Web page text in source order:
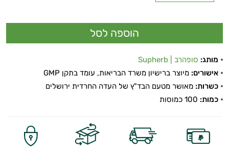
ויטמינים ליפוזומליים
תוספי קולגן
מותג: סופהרב | Supherb
אישורים: מיוצר ברישיון משרד הבריאות, עומד בתקן GMP
כשרות: מאושר מטעם הבד"ץ של העדה החרדית ירושלים
כמות: